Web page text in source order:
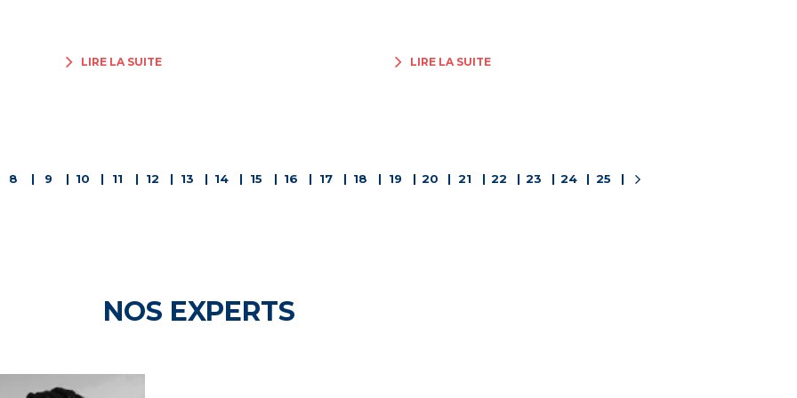
LIRE LA SUITE LIRE LA SUITE
8 9 10 11 12 13 14 15 16 17 18 19 20 21 22 23 24 25
NOS EXPERTS